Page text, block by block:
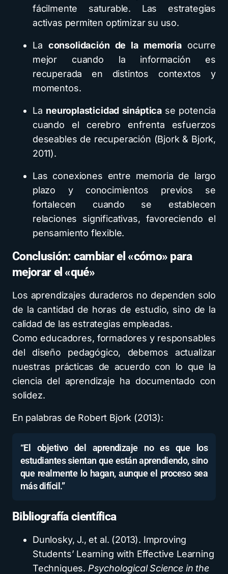
fácilmente saturable. Las estrategias
activas permiten optimizar su uso.
La consolidación de la memoriaocurre
mejor cuando la información es
recuperada en distintos contextos y
momentos.
La neuroplasticidad sinápticase potencia
cuando el cerebro enfrenta esfuerzos
deseables de recuperación (Bjork & Bjork,
2011).
Las conexiones entre memoria de largo
plazo y conocimientos previos se
fortalecen cuando se establecen
relaciones significativas, favoreciendo el
pensamiento flexible.
Conclusión: cambiar el «cómo» para
mejorar el «qué»
Los aprendizajes duraderos no dependen solo
de la cantidad de horas de estudio, sino de la
calidad de las estrategias empleadas.
Como educadores, formadores y responsables
del diseño pedagógico, debemos actualizar
nuestras prácticas de acuerdo con lo que la
ciencia del aprendizaje ha documentado con
solidez.
En palabras de Robert Bjork (2013):
“El objetivo del aprendizaje no es que los
estudiantes sientan que están aprendiendo, sino
que realmente lo hagan, aunque el proceso sea
más difícil.”
Bibliografía científica
Dunlosky, J., et al. (2013). Improving
Students’ Learning with Effective Learning
Techniques. Psychological Science in the